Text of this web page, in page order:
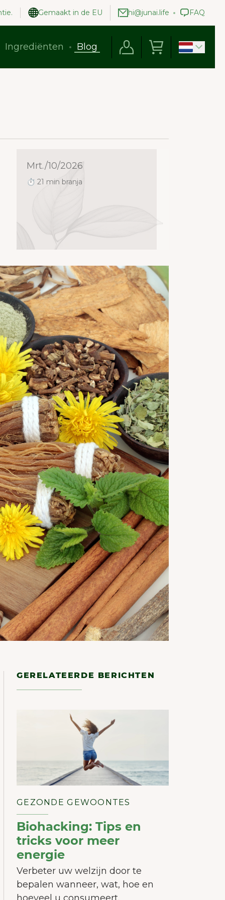
Gemaakt in de EU hi@junai.life FAQ
Ingrediënten Blog
Mrt./10/2026
⏱ 21 min branja
GERELATEERDE BERICHTEN
GEZONDE GEWOONTES
Biohacking: Tips en
tricks voor meer
energie
Verbeter uw welzijn door te
bepalen wanneer, wat, hoe en